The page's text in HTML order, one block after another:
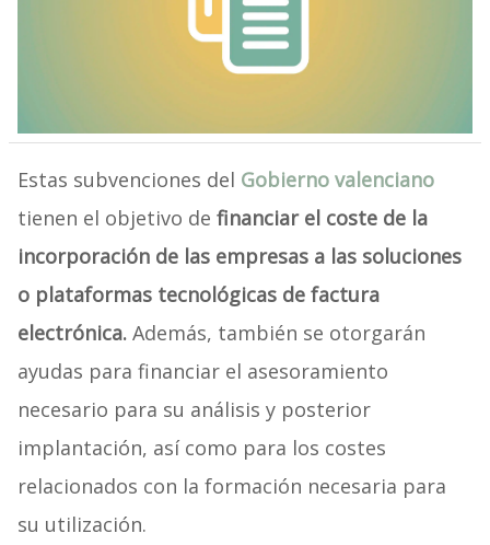
Estas subvenciones del Gobierno valenciano
tienen el objetivo de financiar el coste de la
incorporación de las empresas a las soluciones
o plataformas tecnológicas de factura
electrónica.Además, también se otorgarán
ayudas para financiar el asesoramiento
necesario para su análisis y posterior
implantación, así como para los costes
relacionados con la formación necesaria para
su utilización.